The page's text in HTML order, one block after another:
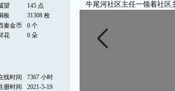
望
145 点
板
31308 枚
秦金币
0 个
花
0 朵
线时间
7367 小时
册时间
2021-5-19
牛尾河社区主任一领着社区